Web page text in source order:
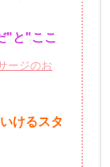
"と"ここ
ージのお
けるスタ